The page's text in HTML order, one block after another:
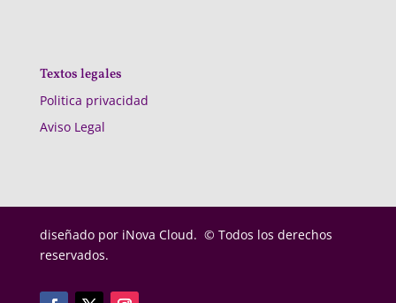
Textos legales
Politica privacidad
Aviso Legal
diseñado por iNova Cloud. © Todos los derechos
reservados.